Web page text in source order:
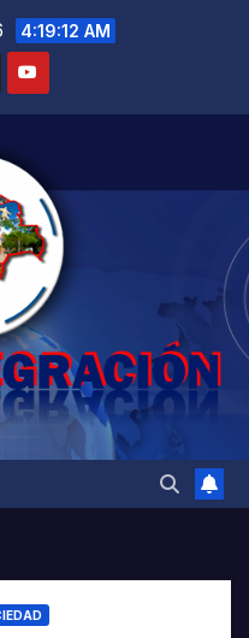
4:19:13 AM